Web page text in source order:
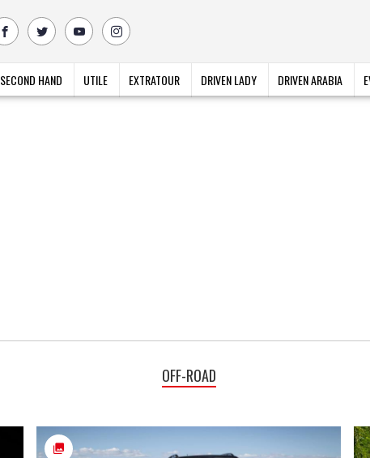
SECOND HAND UTILE EXTRATOUR DRIVEN LADY DRIVEN ARABIA
OFF-ROAD